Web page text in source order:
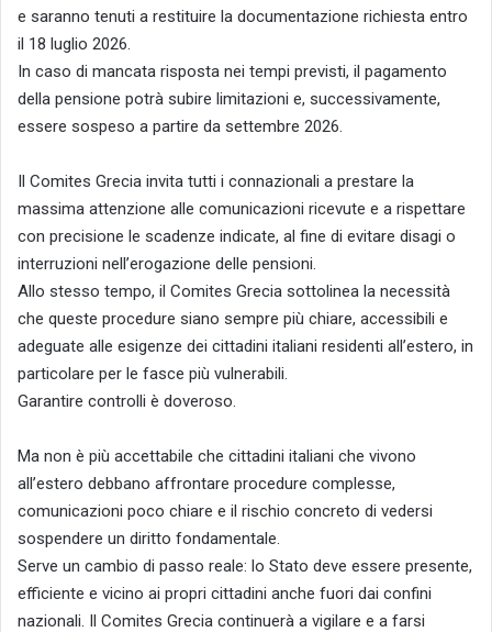
e saranno tenuti a restituire la documentazione richiesta entro
il 18 luglio 2026.
In caso di mancata risposta nei tempi previsti, il pagamento
della pensione potrà subire limitazioni e, successivamente,
essere sospeso a partire da settembre 2026.
Il Comites Grecia invita tutti i connazionali a prestare la
massima attenzione alle comunicazioni ricevute e a rispettare
con precisione le scadenze indicate, al fine di evitare disagi o
interruzioni nell’erogazione delle pensioni.
Allo stesso tempo, il Comites Grecia sottolinea la necessità
che queste procedure siano sempre più chiare, accessibili e
adeguate alle esigenze dei cittadini italiani residenti all’estero, in
particolare per le fasce più vulnerabili.
Garantire controlli è doveroso.
Ma non è più accettabile che cittadini italiani che vivono
all’estero debbano affrontare procedure complesse,
comunicazioni poco chiare e il rischio concreto di vedersi
sospendere un diritto fondamentale.
Serve un cambio di passo reale: lo Stato deve essere presente,
efficiente e vicino ai propri cittadini anche fuori dai confini
nazionali. Il Comites Grecia continuerà a vigilare e a farsi